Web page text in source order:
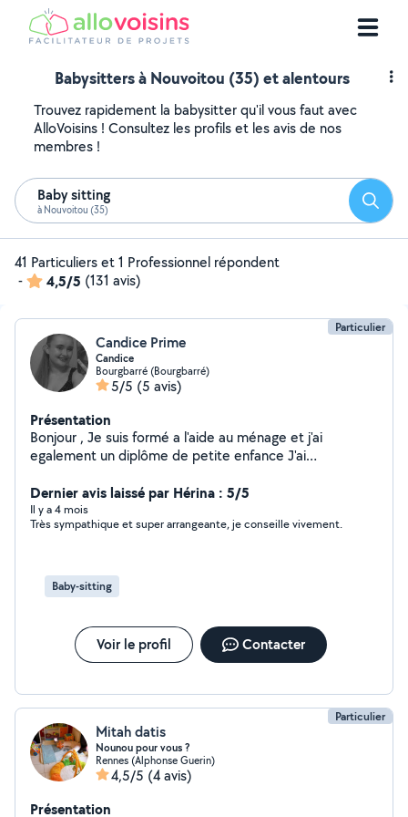
Babysitters à Nouvoitou (35) et alentours
Trouvez rapidement la babysitter qu'il vous faut avec
AlloVoisins ! Consultez les profils et les avis de nos
membres !
Baby sitting
à Nouvoitou (35)
41 Particuliers et 1 Professionnel répondent
-
4,5/5 (131 avis)
Particulier
Candice Prime
Candice
Bourgbarré (Bourgbarré)
5/5 (5 avis)
Présentation
Bonjour , Je suis formé a l'aide au ménage et j'ai
egalement un diplôme de petite enfance J'ai
veux vous proposer les services
Dernier avis laissé par Hérina : 5/5
Il y a 4 mois
Très sympathique et super arrangeante, je conseille vivement.
Baby-sitting
Voir le profil Contacter
Particulier
Mitah datis
Nounou pour vous ?
Rennes (Alphonse Guerin)
4,5/5 (4 avis)
Présentation